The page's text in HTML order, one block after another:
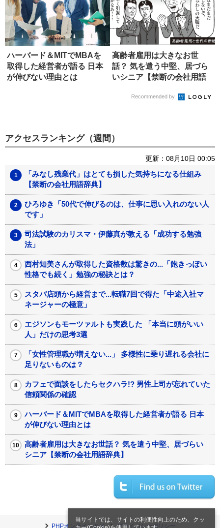
当サイトでは、サイトの利便性向上のため、クッ
ハーバード＆MITでMBAを
取得した経営者が語る 日本
が伸びない理由とは
高齢者雇用は大きなお世
話？ 気を遣う中堅、居づら
いシニア【禁断の会社用語
Recommended by
アクセスランキング（週間）
更新：08月10日 00:05
「みなし残業代」はとても損した気持ちになる仕組み
【禁断の会社用語辞典】
ひろゆき「50代で伸びるのは、仕事に思い入れのない人
です」
司法試験のカリスマ・伊藤真が教える「成功する勉強
法」
西村知美さんが取得した資格数は驚きの...「飽きっぽい
性格でも続く」勉強の秘訣とは？
スタバ店頭から経営まで...転職7回で得た「中途入社マ
ネージャーの極意」
エジソンもモーツァルトも実践した 「本当に頭がいい
人」だけの思考3選
「女性管理職が増えない...」 多様性に乗り遅れる会社に
足りないものは？
カフェで面談をしたらセクハラ!? 男性上司が忘れていた
信頼関係の確認
ハーバード＆MITでMBAを取得した経営者が語る 日本
が伸びない理由とは
高齢者雇用は大きなお世話？ 気を遣う中堅、居づらい
シニア【禁断の会社用語辞典】
PHPオンラインとは プライバシーポリシー